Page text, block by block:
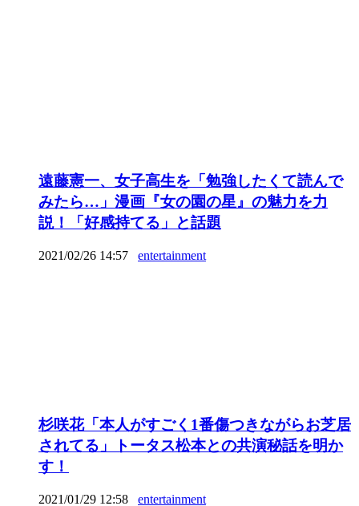
遠藤憲一、女子高生を「勉強したくて読んで
みたら…」漫画『女の園の星』の魅力を力
説！「好感持てる」と話題
2021/02/26 14:57 entertainment
杉咲花「本人がすごく1番傷つきながらお芝居
されてる」トータス松本との共演秘話を明か
す！
2021/01/29 12:58 entertainment